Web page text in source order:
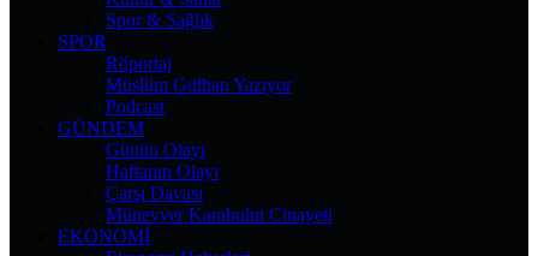
Spor & Sağlık
SPOR
Röportaj
Müslüm Gülhan Yazıyor
Podcast
GÜNDEM
Günün Olayı
Haftanın Olayı
Çarşı Davası
Münevver Karabulut Cinayeti
EKONOMI